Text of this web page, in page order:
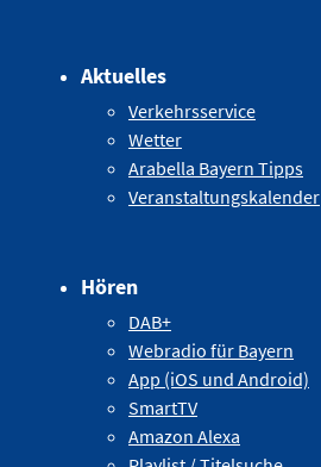
Aktuelles
Verkehrsservice
Wetter
Arabella Bayern Tipps
Veranstaltungskalender
Hören
DAB+
Webradio für Bayern
App (iOS und Android)
SmartTV
Amazon Alexa